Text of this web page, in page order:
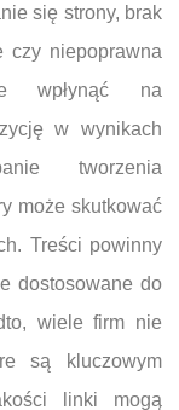
się strony, brak
czy niepoprawna
wpłynąć na
w wynikach
tworzenia
może skutkować
Treści powinny
dostosowane do
wiele firm nie
są kluczowym
linki mogą